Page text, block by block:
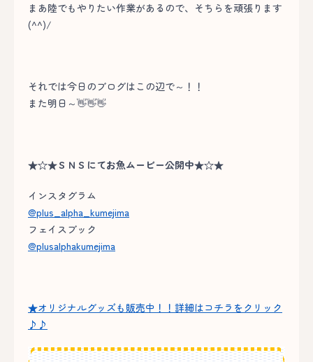
まあ陸でもやりたい作業があるので、そちらを頑張ります
(^^)/
それでは今日のブログはこの辺で～！！
また明日～👋👋👋
★☆★ＳＮＳにてお魚ムービー公開中★☆★
インスタグラム
@plus_alpha_kumejima
フェイスブック
@plusalphakumejima
★オリジナルグッズも販売中！！詳細はコチラをクリック
♪♪